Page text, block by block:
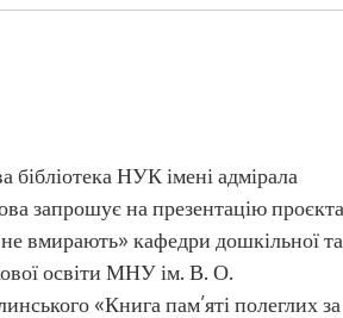
бібліотека НУК імені адмірала
запрошує на презентацію проєкта
не вмирають» кафедри дошкільної та
освіти МНУ ім. В. О.
«Книга пам’яті полеглих за